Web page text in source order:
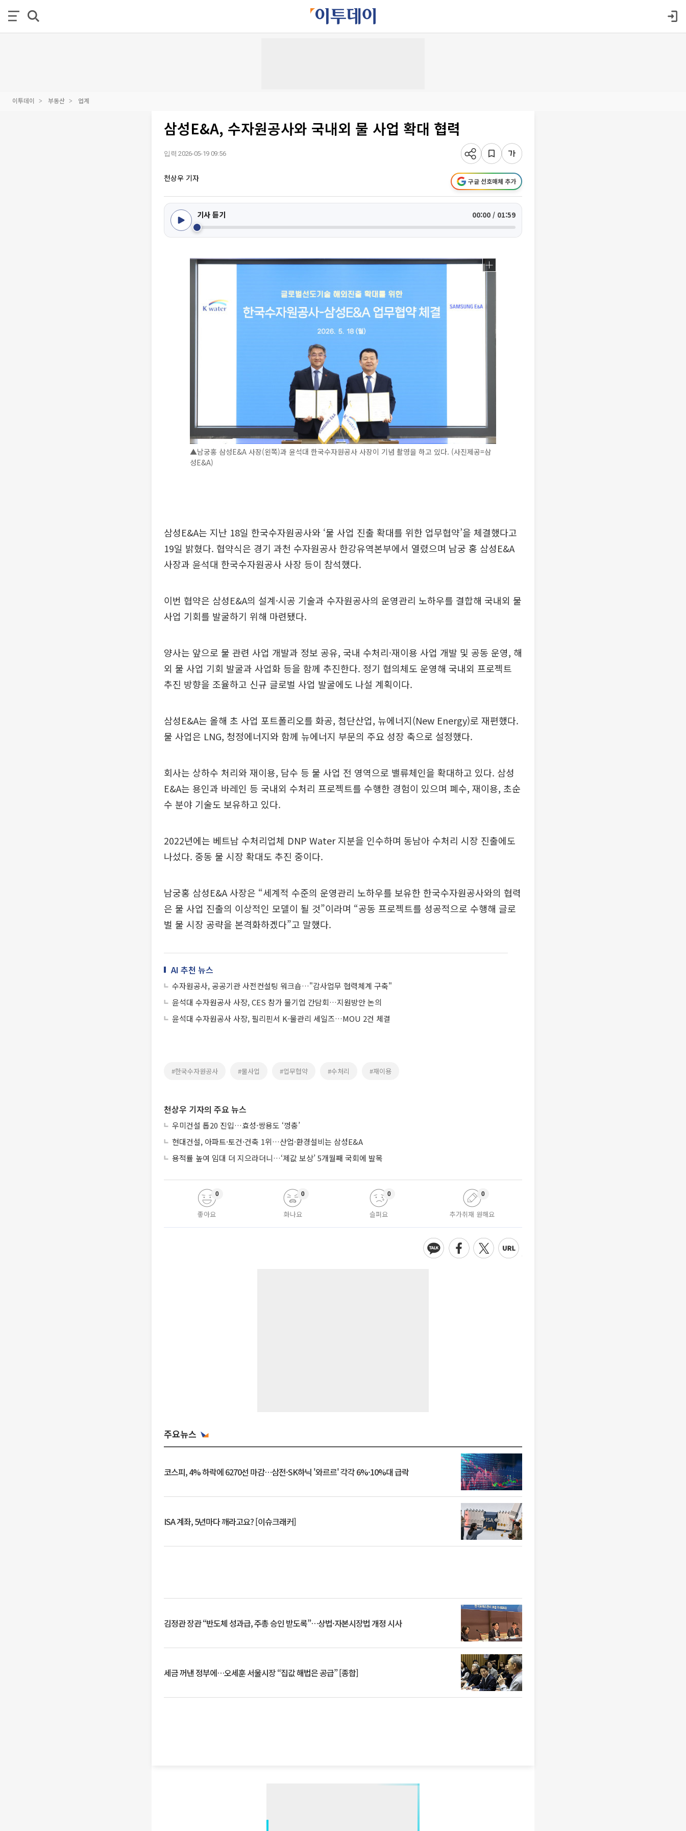
이투데이 부동산 업계
삼성E&A, 수자원공사와 국내외 물 사업 확대 협력
입력 2026-05-19 09:56
천상우 기자 구글 선호매체 추가
기사 듣기 00:00 / 01:59
▲남궁홍 삼성E&A 사장(왼쪽)과 윤석대 한국수자원공사 사장이 기념 촬영을 하고 있다. (사진제공=삼
성E&A)
삼성E&A는 지난 18일 한국수자원공사와 ‘물 사업 진출 확대를 위한 업무협약’을 체결했다고
19일 밝혔다. 협약식은 경기 과천 수자원공사 한강유역본부에서 열렸으며 남궁 홍 삼성E&A
사장과 윤석대 한국수자원공사 사장 등이 참석했다.
이번 협약은 삼성E&A의 설계·시공 기술과 수자원공사의 운영관리 노하우를 결합해 국내외 물
사업 기회를 발굴하기 위해 마련됐다.
양사는 앞으로 물 관련 사업 개발과 정보 공유, 국내 수처리·재이용 사업 개발 및 공동 운영, 해
외 물 사업 기회 발굴과 사업화 등을 함께 추진한다. 정기 협의체도 운영해 국내외 프로젝트
추진 방향을 조율하고 신규 글로벌 사업 발굴에도 나설 계획이다.
삼성E&A는 올해 초 사업 포트폴리오를 화공, 첨단산업, 뉴에너지(New Energy)로 재편했다.
물 사업은 LNG, 청정에너지와 함께 뉴에너지 부문의 주요 성장 축으로 설정했다.
회사는 상하수 처리와 재이용, 담수 등 물 사업 전 영역으로 밸류체인을 확대하고 있다. 삼성
E&A는 용인과 바레인 등 국내외 수처리 프로젝트를 수행한 경험이 있으며 폐수, 재이용, 초순
수 분야 기술도 보유하고 있다.
2022년에는 베트남 수처리업체 DNP Water 지분을 인수하며 동남아 수처리 시장 진출에도
나섰다. 중동 물 시장 확대도 추진 중이다.
남궁홍 삼성E&A 사장은 “세계적 수준의 운영관리 노하우를 보유한 한국수자원공사와의 협력
은 물 사업 진출의 이상적인 모델이 될 것”이라며 “공동 프로젝트를 성공적으로 수행해 글로
벌 물 시장 공략을 본격화하겠다”고 말했다.
AI 추천 뉴스
수자원공사, 공공기관 사전컨설팅 워크숍…"감사업무 협력체계 구축"
윤석대 수자원공사 사장, CES 참가 물기업 간담회…지원방안 논의
윤석대 수자원공사 사장, 필리핀서 K-물관리 세일즈…MOU 2건 체결
#한국수자원공사 #물사업 #업무협약 #수처리 #재이용
천상우 기자의 주요 뉴스
우미건설 톱20 진입…효성·쌍용도 ‘껑충’
현대건설, 아파트·토건·건축 1위…산업·환경설비는 삼성E&A
용적률 높여 임대 더 지으라더니…‘제값 보상’ 5개월째 국회에 발목
좋아요
0
화나요
0
슬퍼요
0
추가취재 원해요
0
주요뉴스
코스피, 4% 하락에 6270선 마감…삼전·SK하닉 '와르르' 각각 6%·10%대 급락
ISA 계좌, 5년마다 깨라고요? [이슈크래커]
김정관 장관 “반도체 성과급, 주총 승인 받도록”…상법·자본시장법 개정 시사
세금 꺼낸 정부에…오세훈 서울시장 “집값 해법은 공급” [종합]